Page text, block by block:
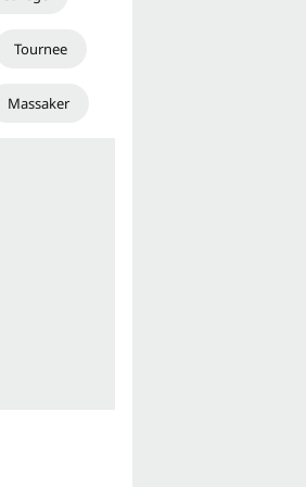
Tournee
Massaker